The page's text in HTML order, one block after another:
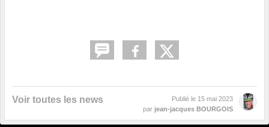
Voir toutes les news Publié le 15 mai 2023
par jean-jacques BOURGOIS